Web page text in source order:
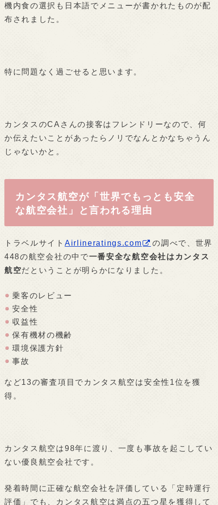
機内食の選択も日本語でメニューが書かれたものが配
布されました。
特に問題なく過ごせると思います。
カンタスのCAさんの接客はフレンドリーなので、何
か伝えたいことがあったらノリでなんとかなちゃうん
じゃないかと。
カンタス航空が「世界でもっとも安全
な航空会社」と言われる理由
トラベルサイト Airlineratings.com
の調べで、世界
448の航空会社の中で一番安全な航空会社はカンタス
航空だということが明らかになりました。
乗客のレビュー
安全性
収益性
保有機材の機齢
環境保護方針
事故
など13の審査項目でカンタス航空は安全性1位を獲
得。
カンタス航空は98年に渡り、一度も事故を起こしてい
ない優良航空会社です。
発着時間に正確な航空会社を評価している「定時運行
評価」でも、カンタス航空は満点の五つ星を獲得して